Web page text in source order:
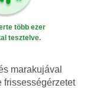
több ezer
tesztelve.
marakujával
frissességérzetet